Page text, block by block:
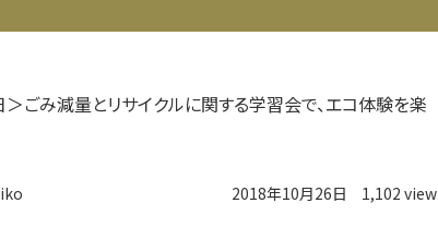
ごみ減量とリサイクルに関する学習会で、エコ体験を楽
2018年10月26日 1,102 view